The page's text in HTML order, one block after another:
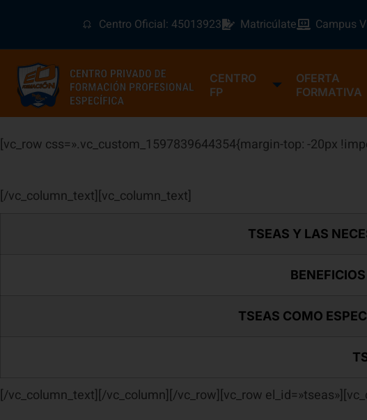
Centro Oficial: 45013923 Matricúlate Campus
CENTRO
FP
OFERTA
FORMATIVA
[vc_row css=».vc_custom_1597839644354{margin-top: -20px
[/vc_column_text][vc_column_text]
TSEAS Y LAS
TSEAS COMO
[/vc_column_text][/vc_column][/vc_row][vc_row